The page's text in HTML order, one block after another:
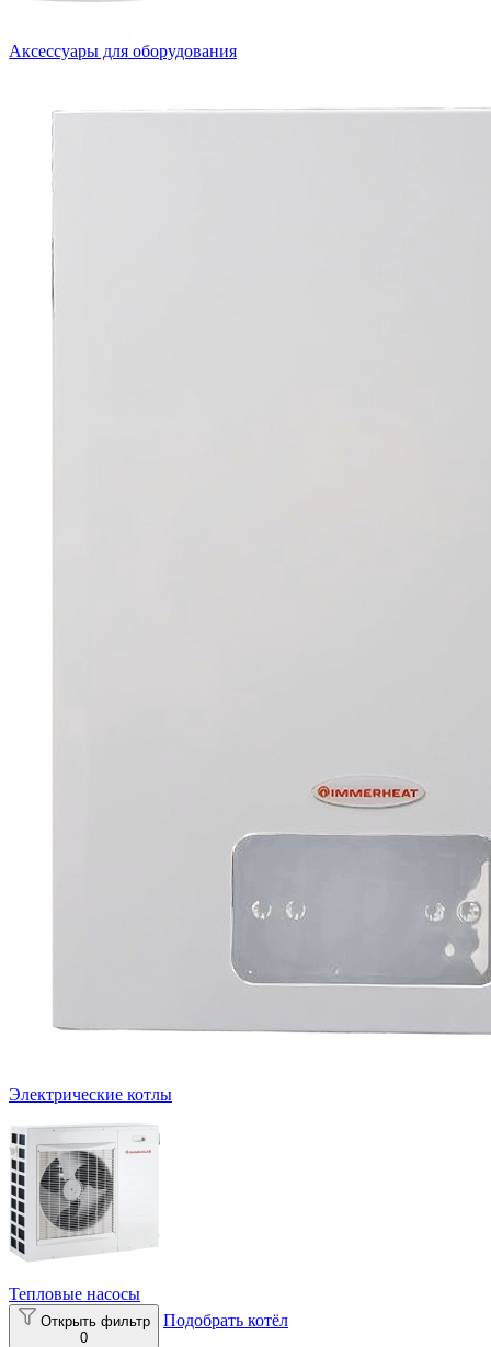
Аксессуары для оборудования
Электрические котлы
Тепловые насосы
Открыть фильтр
0
Подобрать котёл